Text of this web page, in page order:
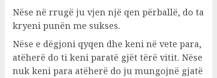
Nëse në rrugë ju vjen një qen përballë, do ta
kryeni punën me sukses.
Nëse e dëgjoni qyqen dhe keni në vete para,
atëherë do ti keni paratë gjët tërë vitit. Nëse
nuk keni para atëherë do ju mungojnë gjatë